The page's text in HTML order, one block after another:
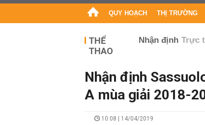
QUY HOẠCH THỊ TRƯỜNG
THỂ
THAO
Nhận định Trực
Nhận định
A mùa giải 2018-
10:08 | 14/04/2019